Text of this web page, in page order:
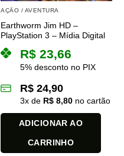
AÇÃO / AVENTURA
Earthworm Jim HD –
PlayStation 3 – Mídia Digital
R$ 23,66
5% desconto no PIX
R$ 24,90
3x de R$ 8,80 no cartão
ADICIONAR AO
CARRINHO